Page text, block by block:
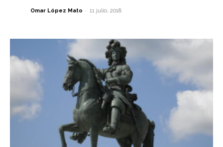
Omar López Mato - 11 julio, 2018